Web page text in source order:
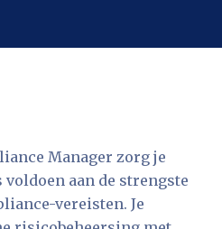
Manager zorg je
aan de strengste
vereisten. Je